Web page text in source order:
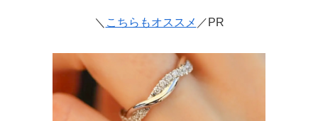
＼ こちらもオススメ ／PR